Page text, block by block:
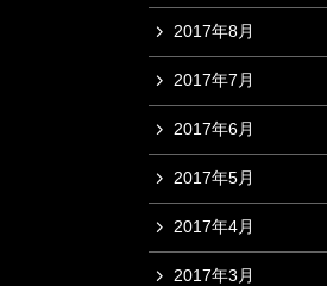
2017年8月
2017年7月
2017年6月
2017年5月
2017年4月
2017年3月